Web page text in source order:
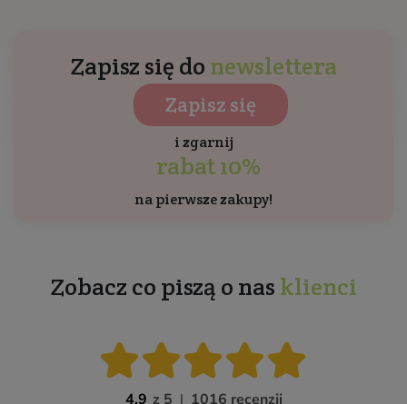
Zapisz się do newslettera
Zapisz się
i zgarnij
rabat 10%
na pierwsze zakupy!
Zobacz co piszą o nas klienci